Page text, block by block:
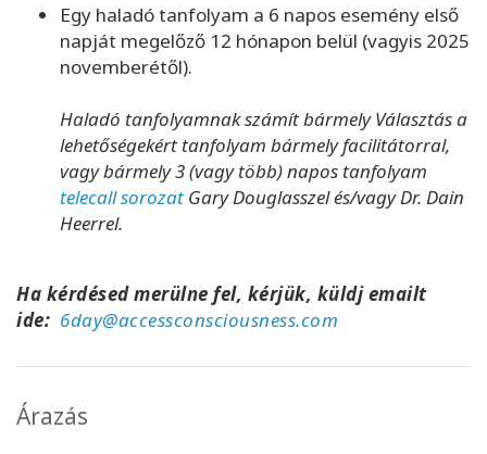
Egy haladó tanfolyam a 6 napos esemény első
napját megelőző 12 hónapon belül (vagyis 2025
novemberétől).
Haladó tanfolyamnak számít bármely Választás a
lehetőségekért tanfolyam bármely facilitátorral,
vagy bármely 3 (vagy több) napos tanfolyam
telecall sorozat Gary Douglasszel és/vagy Dr. Dain
Heerrel.
Ha kérdésed merülne fel, kérjük, küldj emailt
ide: 6day@accessconsciousness.com
Árazás